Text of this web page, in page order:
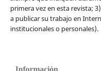
primera vez en esta revista;
a publicar su trabajo en
institucionales o personales).
Información